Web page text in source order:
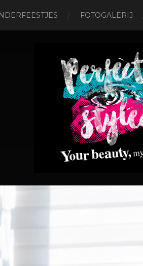
FOTOGALERIJ